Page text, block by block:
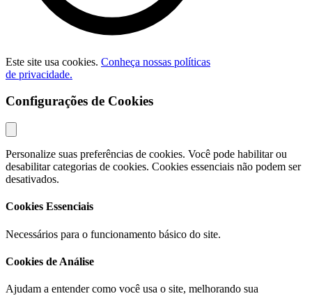
Este site usa cookies. Conheça nossas políticas
de privacidade.
Configurações de Cookies
Personalize suas preferências de cookies. Você pode habilitar ou
desabilitar categorias de cookies. Cookies essenciais não podem ser
desativados.
Cookies Essenciais
Necessários para o funcionamento básico do site.
Cookies de Análise
Ajudam a entender como você usa o site, melhorando sua